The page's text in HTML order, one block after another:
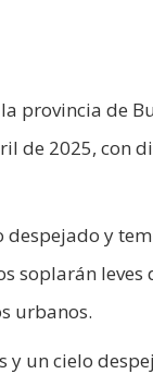
provincia de
de 2025, con
despejado y
soplarán
urbanos.​
un cielo